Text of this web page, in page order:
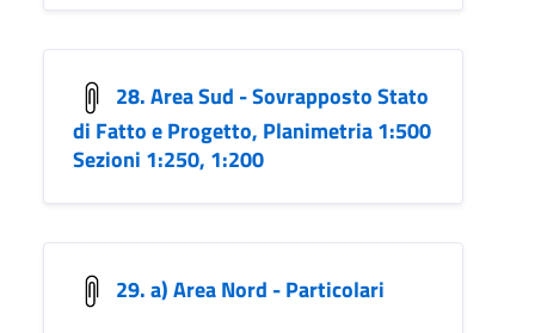
28. Area Sud - Sovrapposto Stato
di Fatto e Progetto, Planimetria 1:500
Sezioni 1:250, 1:200
29. a) Area Nord - Particolari